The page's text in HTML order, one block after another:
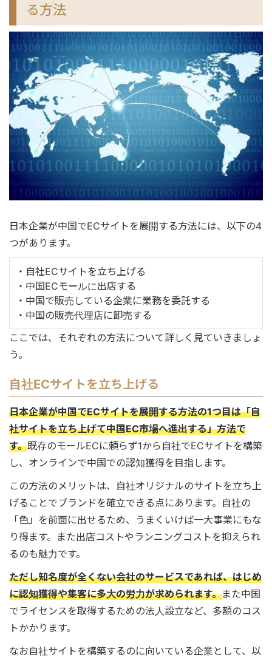
る方法
日本企業が中国でECサイトを展開する方法には、以下の4
つがあります。
・自社ECサイトを立ち上げる
・中国ECモールに出店する
・中国で販売している企業に業務を委託する
・中国の販売代理店に卸売する
ここでは、それぞれの方法について詳しく見ていきましょ
う。
自社ECサイトを立ち上げる
日本企業が中国でECサイトを展開する方法の1つ目は「自
社サイトを立ち上げて中国EC市場へ進出する」方法で
す。既存のモールECに頼らず1から自社でECサイトを構築
し、オンラインで中国での認知獲得を目指します。
この方法のメリットは、自社オリジナルのサイトを立ち上
げることでブランドを確立できる点にあります。自社の
「色」を前面に出せるため、うまくいけば一大事業にもな
り得ます。また出店コストやランニングコストを抑えられ
るのも魅力です。
ただし知名度が全くない会社のサービスであれば、はじめ
に認知獲得や集客に多大の労力が求められます。また中国
でライセンスを取得するための法人設立など、多額のコス
トかかります。
なお自社サイトを構築するのに向いている企業として、以